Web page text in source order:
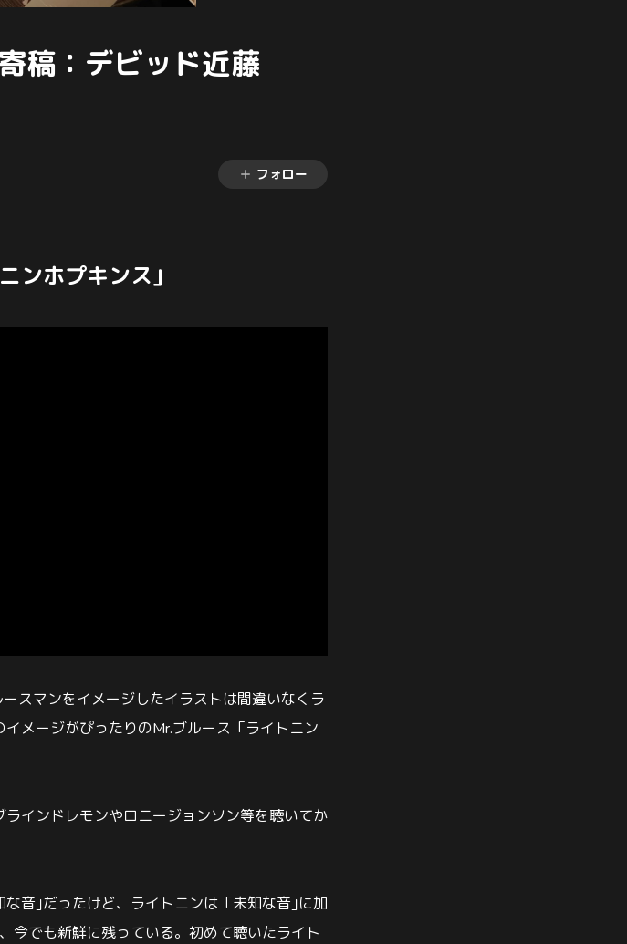
稿：デビッド近藤
フォロー
ンホプキンス｣
スマンをイメージしたイラストは間違いなくラ
メージがぴったりのMr.ブルース「ライトニン
インドレモンやロニージョンソン等を聴いてか
音｣だったけど、ライトニンは「未知な音｣に加
今でも新鮮に残っている。初めて聴いたライト